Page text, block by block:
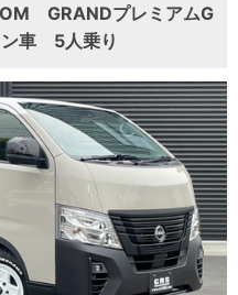
GRANDプレミアムG
車 5人乗り